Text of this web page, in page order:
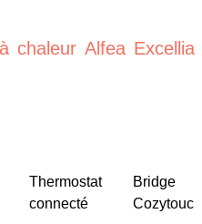
chaleur Alfea Excellia
Thermostat
connecté
Bridge
Cozytouch